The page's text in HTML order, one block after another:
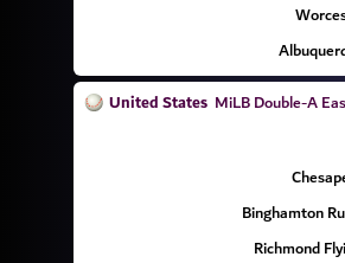
United States MiLB Double-A
Binghamton
Richmond